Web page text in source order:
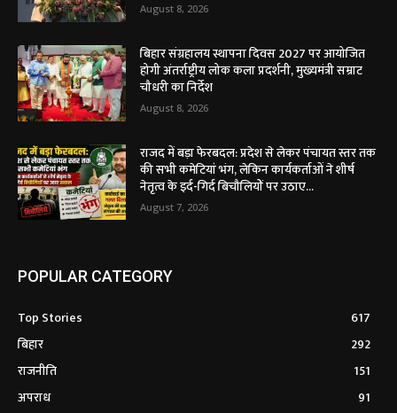
August 8, 2026
बिहार संग्रहालय स्थापना दिवस 2027 पर आयोजित
होगी अंतर्राष्ट्रीय लोक कला प्रदर्शनी, मुख्यमंत्री सम्राट
चौधरी का निर्देश
August 8, 2026
राजद में बड़ा फेरबदल: प्रदेश से लेकर पंचायत स्तर तक
की सभी कमेटियां भंग, लेकिन कार्यकर्ताओं ने शीर्ष
नेतृत्व के इर्द-गिर्द बिचौलियों पर उठाए...
August 7, 2026
POPULAR CATEGORY
Top Stories
617
बिहार
292
राजनीति
151
अपराध
91